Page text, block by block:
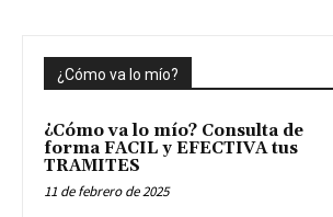
¿Cómo va lo mío?
¿Cómo va lo mío? Consulta de
forma FACIL y EFECTIVA tus
TRAMITES
11 de febrero de 2025